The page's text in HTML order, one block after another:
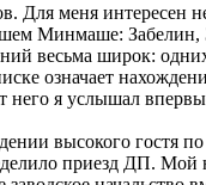
меня интересен не
Минмаше: Забелин,
весьма широк:
означает
я услышал
высокого гостя
приезд ДП.